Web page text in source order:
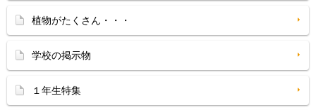
植物がたくさん・・・
学校の掲示物
１年生特集